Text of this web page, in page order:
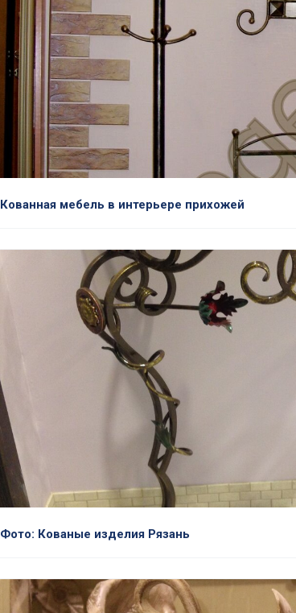
Кованная мебель в интерьере прихожей
Фото: Кованые изделия Рязань